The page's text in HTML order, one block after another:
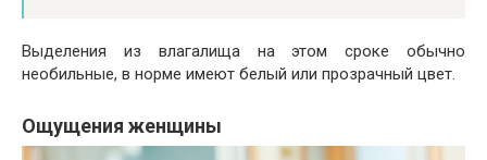
Выделения из влагалища на этом сроке обычно
необильные, в норме имеют белый или прозрачный цвет.
Ощущения женщины